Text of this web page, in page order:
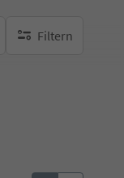
Filtern
keine aktiven Filte